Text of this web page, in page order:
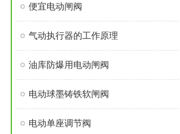
便宜电动闸阀
气动执行器的工作原理
油库防爆用电动闸阀
电动球墨铸铁软闸阀
电动单座调节阀